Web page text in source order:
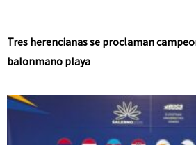
Tres herencianas se proclaman
balonmano playa